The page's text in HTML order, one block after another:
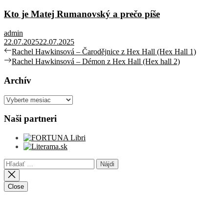
Kto je Matej Rumanovský a prečo píše
admin
22.07.202522.07.2025
Navigácia
v
článku
Previous
post:
Rachel Hawkinsová – Čarodějnice z Hex Hall (Hex Hall 1)
Next
Rachel Hawkinsová – Démon z Hex Hall (Hex hall 2)
Archív
Archív
Naši partneri
Hľadať:
Close